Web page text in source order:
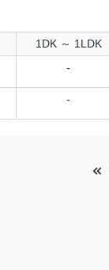
1DK ～ 1LDK
-
-